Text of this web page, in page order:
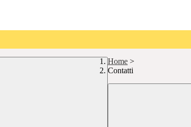
Home >
Contatti